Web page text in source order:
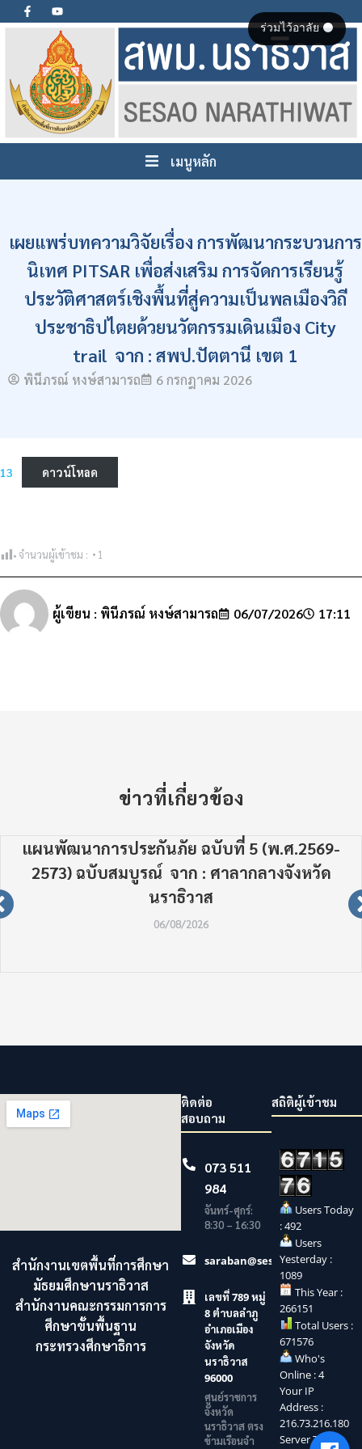
เมนูหลัก
เผยแพร่บทความวิจัยเรื่อง การพัฒนากระบวนการ
นิเทศ PITSAR เพื่อส่งเสริม การจัดการเรียนรู้
ประวัติศาสตร์เชิงพื้นที่สู่ความเป็นพลเมืองวิถี
ประชาธิปไตยด้วยนวัตกรรมเดินเมือง City
trail จาก : สพป.ปัตตานี เขต 1
พินีภรณ์ หงษ์สามารถ 6 กรกฎาคม 2026
13 ดาวน์โหลด
จำนวนผู้เข้าชม : 1
ผู้เขียน : พินีภรณ์ หงษ์สามารถ 06/07/2026 17:11
ข่าวที่เกี่ยวข้อง
แผนพัฒนาการประกันภัย ฉบับที่ 5 (พ.ศ.2569-
2573) ฉบับสมบูรณ์ จาก : ศาลากลางจังหวัด
นราธิวาส
06/08/2026
สำนักงานเขตพื้นที่การศึกษา
มัธยมศึกษานราธิวาส
สำนักงานคณะกรรมการการ
ศึกษาขั้นพื้นฐาน
กระทรวงศึกษาธิการ
ติดต่อ
สอบถาม
073 511
984
จันทร์-ศุกร์:
8:30 – 16:30
saraban@sesaonara.go.th
เลขที่ 789 หมู่
8 ตำบลลำภู
อำเภอเมือง
จังหวัด
นราธิวาส
96000
ศูนย์ราชการ
จังหวัด
นราธิวาส ตรง
ข้ามเรือนจำ
สถิติผู้เข้าชม
Users Today
: 492
Users
Yesterday :
1089
This Year :
266151
Total Users :
671576
Who's
Online : 4
Your IP
Address :
216.73.216.180
Server Time :
ร่วมไว้อาลัย ⚫